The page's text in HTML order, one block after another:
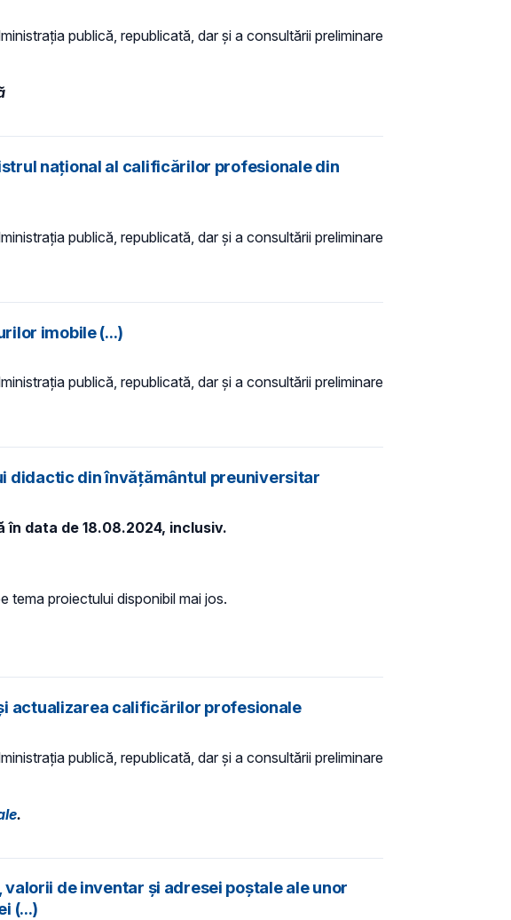
publică, republicată, dar și a consultării preliminare
naţional al calificărilor profesionale din
publică, republicată, dar și a consultării preliminare
imobile (...)
publică, republicată, dar și a consultării preliminare
didactic din învățământul preuniversitar
data de 18.08.2024, inclusiv.
tema proiectului disponibil mai jos.
actualizarea calificărilor profesionale
publică, republicată, dar și a consultării preliminare
.
de inventar și adresei poștale ale unor
(...)